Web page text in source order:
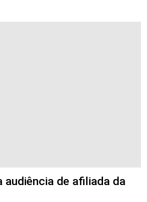
audiência de afiliada da